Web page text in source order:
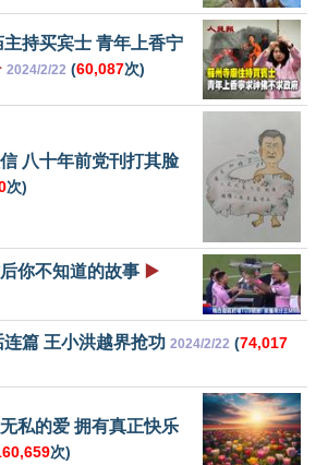
持买宾士 青年上香宁
2024/2/22 (60,087次)
八十年前党刊打其脸
次)
你不知道的故事 ▶️
篇 王小洪越界抢功 2024/2/22 (74,017
私的爱 拥有真正快乐
次)